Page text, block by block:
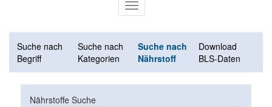
Toggle
navigation
Suche nach
Begriff
Suche nach
Kategorien
Suche nach
Nährstoff
Download
BLS-Daten
Nährstoffe Suche